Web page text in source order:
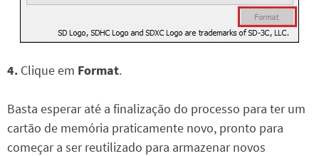
4. Clique em Format.
Basta esperar até a finalização do processo para ter um
cartão de memória praticamente novo, pronto para
começar a ser reutilizado para armazenar novos